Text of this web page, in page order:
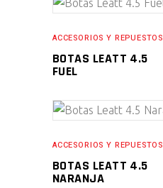
ACCESORIOS Y REPUESTOS
BOTAS LEATT 4.5
FUEL
ACCESORIOS Y REPUESTOS
BOTAS LEATT 4.5
NARANJA